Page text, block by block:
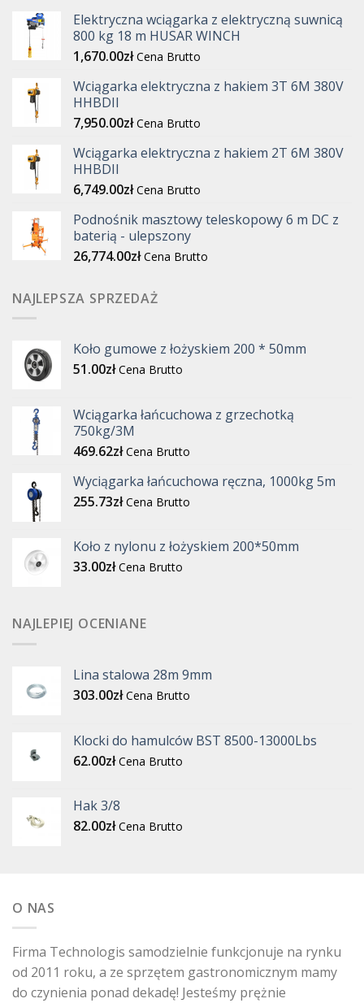
Elektryczna wciągarka z elektryczną suwnicą
800 kg 18 m HUSAR WINCH
1,670.00zł Cena Brutto
Wciągarka elektryczna z hakiem 3T 6M 380V
HHBDII
7,950.00zł Cena Brutto
Wciągarka elektryczna z hakiem 2T 6M 380V
HHBDII
6,749.00zł Cena Brutto
Podnośnik masztowy teleskopowy 6 m DC z
baterią - ulepszony
26,774.00zł Cena Brutto
NAJLEPSZA SPRZEDAŻ
Koło gumowe z łożyskiem 200 * 50mm
51.00zł Cena Brutto
Wciągarka łańcuchowa z grzechotką
750kg/3M
469.62zł Cena Brutto
Wyciągarka łańcuchowa ręczna, 1000kg 5m
255.73zł Cena Brutto
Koło z nylonu z łożyskiem 200*50mm
33.00zł Cena Brutto
NAJLEPIEJ OCENIANE
Lina stalowa 28m 9mm
303.00zł Cena Brutto
Klocki do hamulców BST 8500-13000Lbs
62.00zł Cena Brutto
Hak 3/8
82.00zł Cena Brutto
O NAS
Firma Technologis samodzielnie funkcjonuje na rynku
od 2011 roku, a ze sprzętem gastronomicznym mamy
do czynienia ponad dekadę! Jesteśmy prężnie